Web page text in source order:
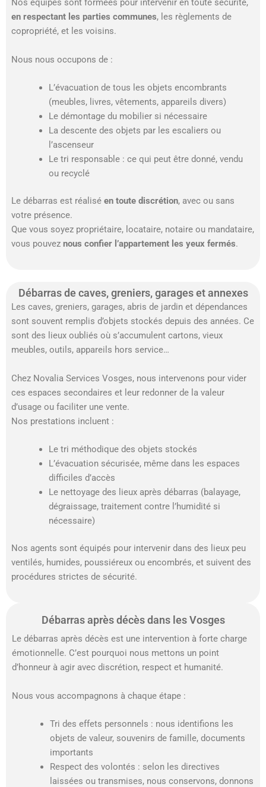
Nos équipes sont formées pour intervenir en toute sécurité,
en respectant les parties communes, les règlements de
copropriété, et les voisins.
Nous nous occupons de :
L’évacuation de tous les objets encombrants
(meubles, livres, vêtements, appareils divers)
Le démontage du mobilier si nécessaire
La descente des objets par les escaliers ou
l’ascenseur
Le tri responsable : ce qui peut être donné, vendu
ou recyclé
Le débarras est réalisé en toute discrétion, avec ou sans
votre présence.
Que vous soyez propriétaire, locataire, notaire ou mandataire,
vous pouvez nous confier l’appartement les yeux fermés.
Débarras de caves, greniers, garages et annexes
Les caves, greniers, garages, abris de jardin et dépendances
sont souvent remplis d’objets stockés depuis des années. Ce
sont des lieux oubliés où s’accumulent cartons, vieux
meubles, outils, appareils hors service…
Chez Novalia Services Vosges, nous intervenons pour vider
ces espaces secondaires et leur redonner de la valeur
d’usage ou faciliter une vente.
Nos prestations incluent :
Le tri méthodique des objets stockés
L’évacuation sécurisée, même dans les espaces
difficiles d’accès
Le nettoyage des lieux après débarras (balayage,
dégraissage, traitement contre l’humidité si
nécessaire)
Nos agents sont équipés pour intervenir dans des lieux peu
ventilés, humides, poussiéreux ou encombrés, et suivent des
procédures strictes de sécurité.
Débarras après décès dans les Vosges
Le débarras après décès est une intervention à forte charge
émotionnelle. C’est pourquoi nous mettons un point
d’honneur à agir avec discrétion, respect et humanité.
Nous vous accompagnons à chaque étape :
Tri des effets personnels : nous identifions les
objets de valeur, souvenirs de famille, documents
importants
Respect des volontés : selon les directives
laissées ou transmises, nous conservons, donnons